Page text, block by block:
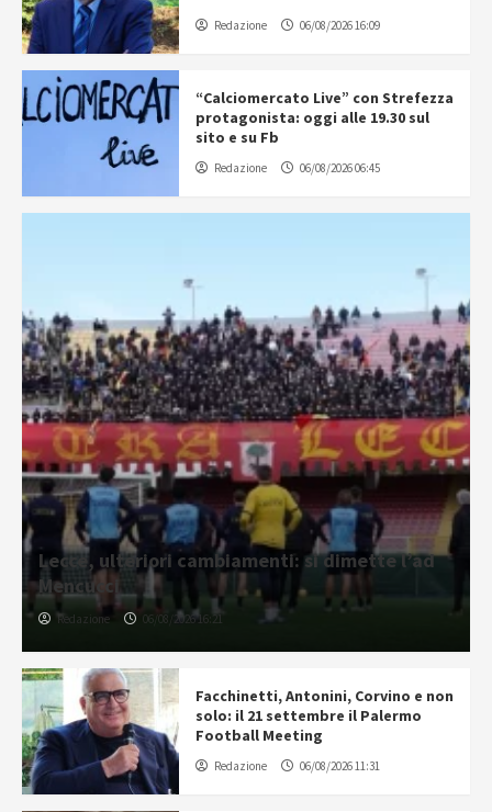
Redazione 06/08/2026 16:09
“Calciomercato Live” con Strefezza
protagonista: oggi alle 19.30 sul
sito e su Fb
Redazione 06/08/2026 06:45
Lecce, ulteriori cambiamenti: si dimette l’ad
Mencucci
Redazione 06/08/2026 16:21
Facchinetti, Antonini, Corvino e non
solo: il 21 settembre il Palermo
Football Meeting
Redazione 06/08/2026 11:31